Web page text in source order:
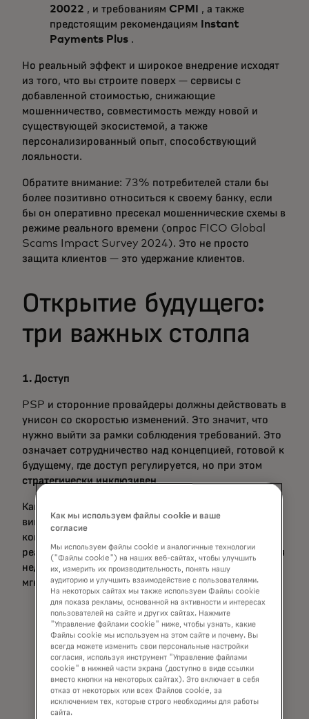
20022 , и требованиям CPMI
, а также
предстоящим рекомендациям
Instant
Payments Plus .
Но реальный эффект и широкое внедрение исходят
из того, что вы строите поверх — сервисы с
добавленной стоимостью, снижающие
мошенничество, совместимость между новой и
существующей экосистемой, а также
персонализированный опыт, способствующий
лояльности.
Обратите внимание: 73% потребителей стали бы
более позитивно относиться к своему банку, если
бы он оперативно пресекал мошеннические схемы в
режиме реального времени (опрос FICO Global
Scams Impact Survey 2024). Это не просто
защита клиентов — это удержание клиентов.
Открытие будущего:
три важных столпа
1. Доступ
PSP и сторонние провайдеры должны действовать в
унисон со скоростью изменений. Это значит, что
нужно выйти за рамки соблюдения требований. Это
означает сотрудничество над концепцией, готовой к
будущему, где доступ регулируется, но при этом
стратегически инклюзивен.
Как подчеркнула Хелена Форест, исполнительный
вице-президент по глобальным продуктам и
коммерции подразделения платежей в режиме
реального времени компании Mastercard, во время
недавней панельной дискуссии, посвященной
мгновенным платежам:
То, чему мы научились из 12
рынков, которые поддерживаем
сегодня, — это то, что не
существует одного решения,
которое подходит всем. Страны
Как мы используем файлы cookie и ваше
согласие
Мы используем файлы cookie и аналогичные технологии
("Файлы cookie") на наших веб-сайтах, чтобы улучшить
их, измерить их производительность, понять нашу
аудиторию и улучшить взаимодействие с пользователями.
На некоторых сайтах мы также используем Файлы cookie
для показа рекламы, основанной на активности и интересах
пользователей на сайте и других сайтах. Нажмите
"Управление файлами cookie" ниже, чтобы узнать, какие
Файлы cookie мы используем на этом сайте и почему. Вы
всегда можете изменить свои персональные настройки
согласия, используя инструмент "Управление файлами
cookie" в нижней части экрана (доступно в виде ссылки
вместо кнопки на некоторых сайтах). Это включает в себя
отказ от некоторых или всех Файлов cookie, за
исключением тех, которые строго необходимы для работы
сайта.